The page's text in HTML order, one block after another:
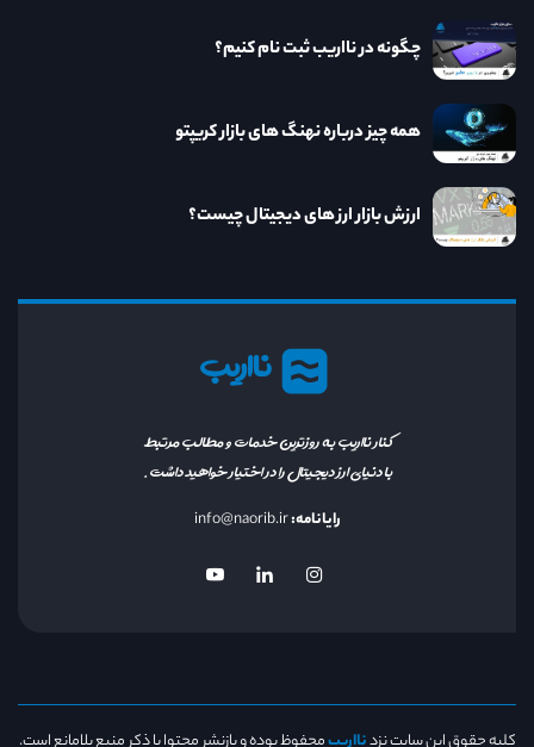
نااریب
کنار نااریب به روزترین خدمات و مطالب مرتبط
با دنیای ارز دیجیتال را در اختیار خواهید داشت.
رایانامه:info@naorib.ir
چگونه در نااریب ثبت نام کنیم؟
همه چیز درباره نهنگ های بازار کریپتو
ارزش بازار ارز های دیجیتال چیست؟
کلیه حقوق این سایت نزدنااریبمحفوظ بوده و بازنشر محتوا با ذکر منبع بلامانع است.